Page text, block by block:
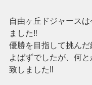
自由ヶ丘ドジャース
ました‼️
優勝を目指して挑ん
よばずでしたが、何
致しました‼️